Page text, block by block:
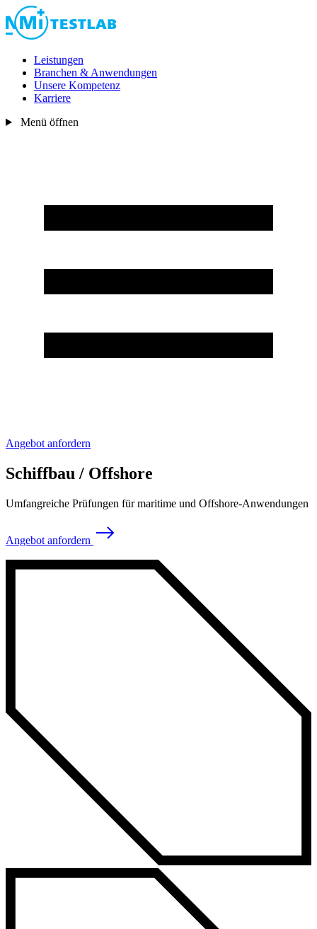
Leistungen
Branchen & Anwendungen
Unsere Kompetenz
Karriere
Menü öffnen
Angebot anfordern
Schiffbau / Offshore
Umfangreiche Prüfungen für maritime und Offshore-Anwendungen
Angebot anfordern